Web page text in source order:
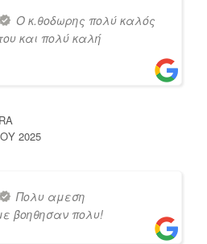
Ο κ.θοδωρης πολύ καλός
και πολύ καλή
2025
Πολυ αμεση
βοηθησαν πολυ!